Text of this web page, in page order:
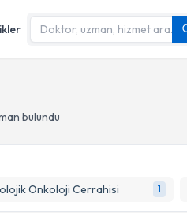
bulundu
Onkoloji Cerrahisi 1